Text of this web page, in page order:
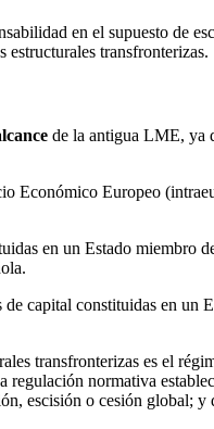
en el supuesto de
transfronterizas.
de la antigua LME, ya
Europeo
en un Estado
capital constituidas en
transfronterizas es el
normativa
escisión o cesión global;